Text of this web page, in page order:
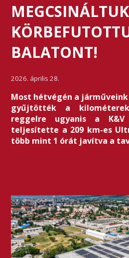
BALATONT!
2026. április 28.
Most hétvégén a
gyűjtötték a
reggelre ugyanis a K&V
teljesítette a 209 km-es
több mint 1 órát javítva a